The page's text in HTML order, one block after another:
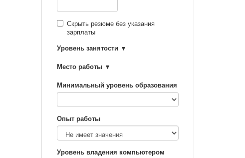
Скрыть резюме без указания
зарплаты
Уровень занятости
Место работы
Минимальный уровень образования
Опыт работы
Уровень владения компьютером